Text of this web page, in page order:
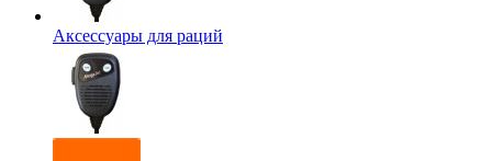
Аксессуары для раций